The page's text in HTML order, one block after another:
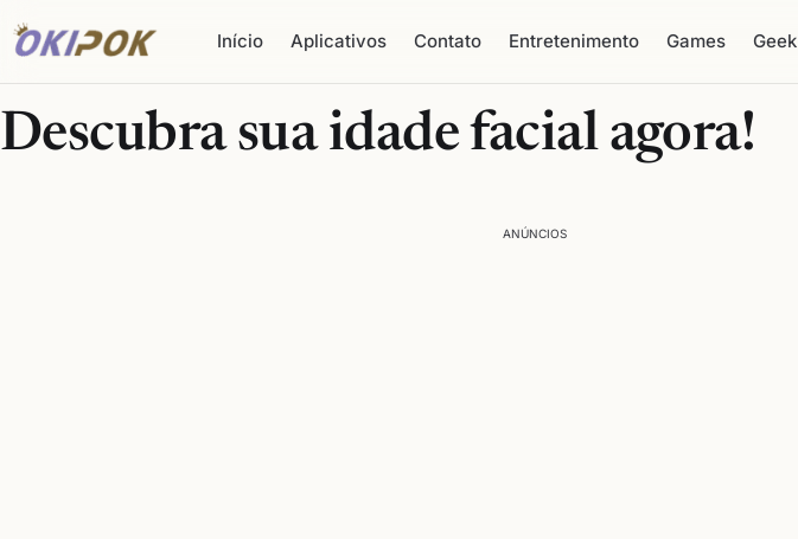
Início Aplicativos Contato Entretenimento Games Geek
Descubra sua idade facial agora!
ANÚNCIOS